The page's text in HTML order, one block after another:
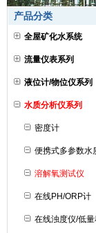
产品分类
全屋矿化水系统
流量仪表系列
液位计/物位仪系列
水质分析仪系列
密度计
便携式多参数水
溶解氧测试仪
在线PH/ORP计
在线浊度仪/低